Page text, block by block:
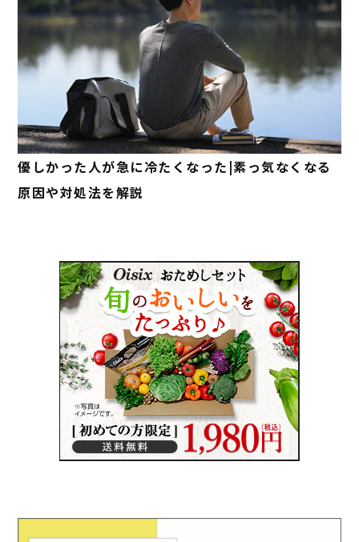
優しかった人が急に冷たくなった|素っ気なくなる
原因や対処法を解説